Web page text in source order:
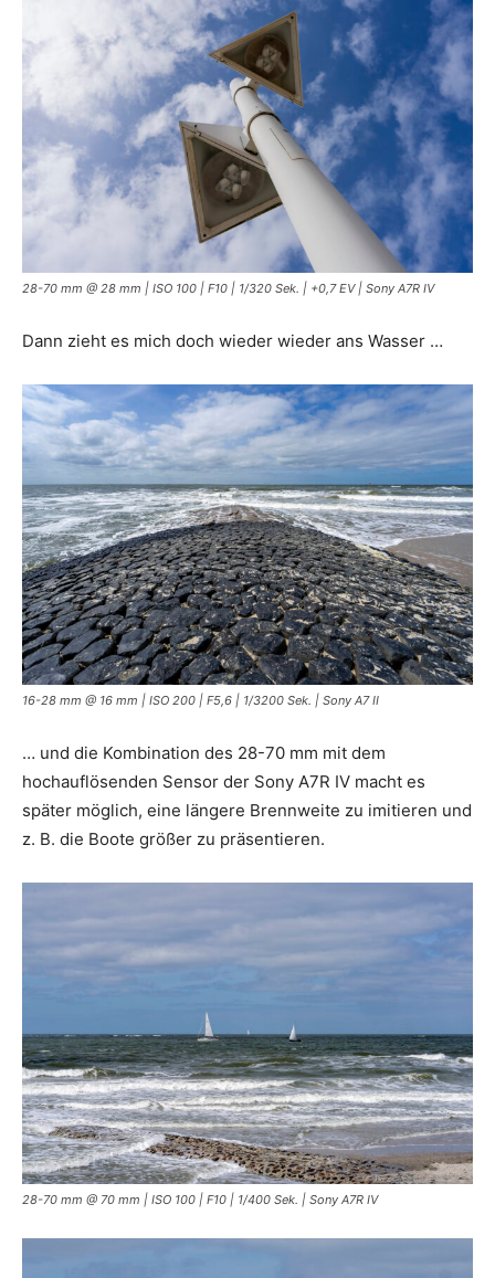
28-70 mm @ 28 mm | ISO 100 | F10 | 1/320 Sek. | +0,7 EV | Sony A7R IV
Dann zieht es mich doch wieder wieder ans Wasser …
16-28 mm @ 16 mm | ISO 200 | F5,6 | 1/3200 Sek. | Sony A7 II
… und die Kombination des 28-70 mm mit dem
hochauflösenden Sensor der Sony A7R IV macht es
später möglich, eine längere Brennweite zu imitieren und
z. B. die Boote größer zu präsentieren.
28-70 mm @ 70 mm | ISO 100 | F10 | 1/400 Sek. | Sony A7R IV